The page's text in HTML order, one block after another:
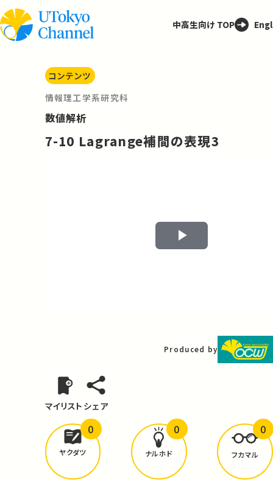
中高生向け TOP
コンテンツ
情報理工学系研究科
数値解析
7-10 Lagrange補間の表現3
Play
Produced by
マイリスト シェア
どんな学びがありましたか？
ヤクダツ
0
ナルホド
0
フカマル
0